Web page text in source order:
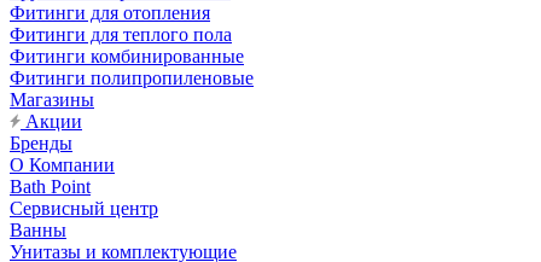
Фитинги для отопления
Фитинги для теплого пола
Фитинги комбинированные
Фитинги полипропиленовые
Магазины
Акции
Бренды
О Компании
Bath Point
Сервисный центр
Ванны
Унитазы и комплектующие